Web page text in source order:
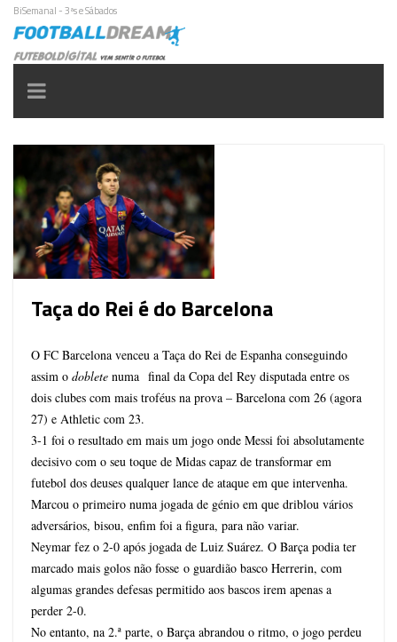
BiSemanal - 3ªs e Sábados
Toggle
navigation
Taça do Rei é do Barcelona
O FC Barcelona venceu a Taça do Rei de Espanha conseguindo
assim o doblete numa final da Copa del Rey disputada entre os
dois clubes com mais troféus na prova – Barcelona com 26 (agora
27) e Athletic com 23.
3-1 foi o resultado em mais um jogo onde Messi foi absolutamente
decisivo com o seu toque de Midas capaz de transformar em
futebol dos deuses qualquer lance de ataque em que intervenha.
Marcou o primeiro numa jogada de génio em que driblou vários
adversários, bisou, enfim foi a figura, para não variar.
Neymar fez o 2-0 após jogada de Luiz Suárez. O Barça podia ter
marcado mais golos não fosse o guardião basco Herrerin, com
algumas grandes defesas permitido aos bascos irem apenas a
perder 2-0.
No entanto, na 2.ª parte, o Barça abrandou o ritmo, o jogo perdeu